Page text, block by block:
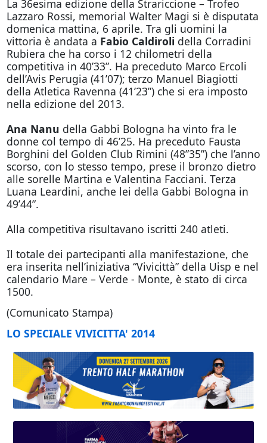
La 36esima edizione della Strariccione – Trofeo
Lazzaro Rossi, memorial Walter Magi si è disputata
domenica mattina, 6 aprile. Tra gli uomini la
vittoria è andata a Fabio Caldiroli della Corradini
Rubiera che ha corso i 12 chilometri della
competitiva in 40’33”. Ha preceduto Marco Ercoli
dell’Avis Perugia (41’07); terzo Manuel Biagiotti
della Atletica Ravenna (41’23”) che si era imposto
nella edizione del 2013.
Ana Nanu della Gabbi Bologna ha vinto fra le
donne col tempo di 46’25. Ha preceduto Fausta
Borghini del Golden Club Rimini (48”35”) che l’anno
scorso, con lo stesso tempo, prese il bronzo dietro
alle sorelle Martina e Valentina Facciani. Terza
Luana Leardini, anche lei della Gabbi Bologna in
49’44”.
Alla competitiva risultavano iscritti 240 atleti.
Il totale dei partecipanti alla manifestazione, che
era inserita nell’iniziativa “Vivicittà” della Uisp e nel
calendario Mare – Verde - Monte, è stato di circa
1500.
(Comunicato Stampa)
LO SPECIALE VIVICITTA' 2014